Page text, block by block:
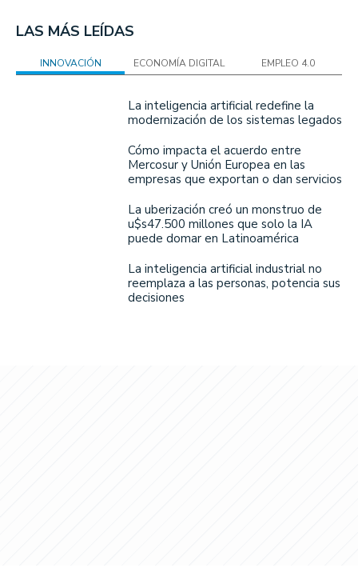
LAS MÁS LEÍDAS
INNOVACIÓN ECONOMÍA DIGITAL EMPLEO 4.0
La inteligencia artificial redefine la
modernización de los sistemas legados
Cómo impacta el acuerdo entre
Mercosur y Unión Europea en las
empresas que exportan o dan servicios
La uberización creó un monstruo de
u$s47.500 millones que solo la IA
puede domar en Latinoamérica
La inteligencia artificial industrial no
reemplaza a las personas, potencia sus
decisiones